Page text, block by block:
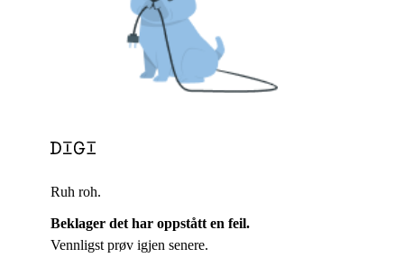
Ruh roh.
Beklager det har oppstått en feil.
Vennligst prøv igjen senere.